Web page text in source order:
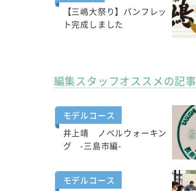
【三嶋大祭り】パンフレッ
ト完成しました
編集スタッフオススメの記事
モデルコース
井上靖 ノベルウォーキン
グ -三島市編-
モデルコース